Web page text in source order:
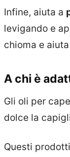
Infine, aiuta a
levigando e
chioma e
A chi è
Gli oli per
dolce la
Questi